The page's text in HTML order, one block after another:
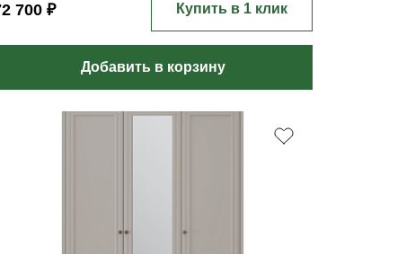
700 ₽ Купить в 1 клик
Добавить в корзину